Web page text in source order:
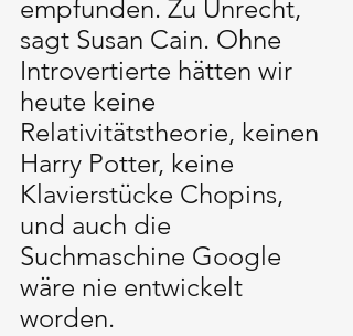
empfunden. Zu Unrecht,
sagt Susan Cain. Ohne
Introvertierte hätten wir
heute keine
Relativitätstheorie, keinen
Harry Potter, keine
Klavierstücke Chopins,
und auch die
Suchmaschine Google
wäre nie entwickelt
worden.